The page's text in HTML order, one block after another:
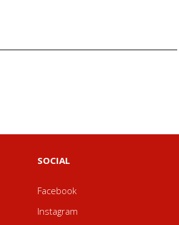
SOCIAL
Facebook
Instagram